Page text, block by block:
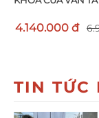
4.140.000 đ
TIN TỨC